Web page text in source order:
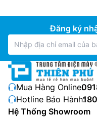
Đăng ký
Mua Hàng Online:
Hotline Bảo Hành:
Hệ Thống Showroom